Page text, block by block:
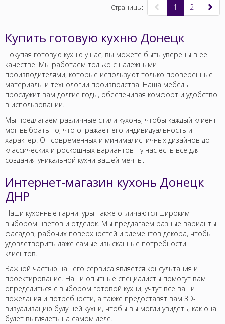
1 2
Страницы:
Купить готовую кухню Донецк
Покупая готовую кухню у нас, вы можете быть уверены в ее
качестве. Мы работаем только с надежными
производителями, которые используют только проверенные
материалы и технологии производства. Наша мебель
прослужит вам долгие годы, обеспечивая комфорт и удобство
в использовании.
Мы предлагаем различные стили кухонь, чтобы каждый клиент
мог выбрать то, что отражает его индивидуальность и
характер. От современных и минималистичных дизайнов до
классических и роскошных вариантов - у нас есть все для
создания уникальной кухни вашей мечты.
Интернет-магазин кухонь Донецк
ДНР
Наши кухонные гарнитуры также отличаются широким
выбором цветов и отделок. Мы предлагаем разные варианты
фасадов, рабочих поверхностей и элементов декора, чтобы
удовлетворить даже самые изысканные потребности
клиентов.
Важной частью нашего сервиса является консультация и
проектирование. Наши опытные специалисты помогут вам
определиться с выбором готовой кухни, учтут все ваши
пожелания и потребности, а также предоставят вам 3D-
визуализацию будущей кухни, чтобы вы могли увидеть, как она
будет выглядеть на самом деле.